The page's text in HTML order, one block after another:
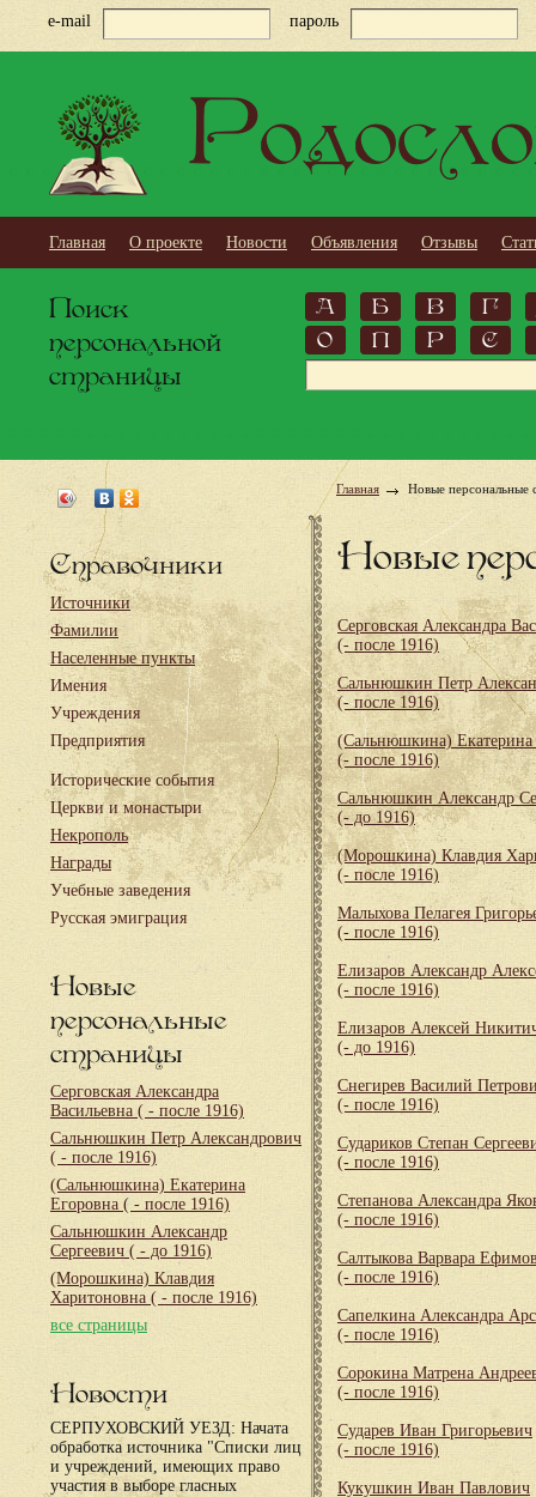
e-mail пароль
Главная О проекте Новости Объявления Отзывы
Поиск
персональной
страницы
А Б В
Г
О
П Р С
Справочники
Источники
Фамилии
Населенные пункты
Имения
Учреждения
Предприятия
Исторические события
Церкви и монастыри
Некрополь
Награды
Учебные заведения
Русская эмиграция
Новые
персональные
страницы
Серговская Александра
Васильевна ( - после 1916)
Сальнюшкин Петр Александрович
( - после 1916)
(Сальнюшкина) Екатерина
Егоровна ( - после 1916)
Сальнюшкин Александр
Сергеевич ( - до 1916)
(Морошкина) Клавдия
Харитоновна ( - после 1916)
все страницы
Новости
СЕРПУХОВСКИЙ УЕЗД: Начата
обработка источника "Списки лиц
и учреждений, имеющих право
участия в выборе гласных
Главная Новые персональные
Новые
Серговская Александра
(- после 1916)
Сальнюшкин Петр
(- после 1916)
(Сальнюшкина) Екатерина
(- после 1916)
Сальнюшкин Александр
(- до 1916)
(Морошкина) Клавдия
(- после 1916)
Малыхова Пелагея
(- после 1916)
Елизаров Александр
(- после 1916)
Елизаров Алексей
(- до 1916)
Снегирев Василий
(- после 1916)
Судариков Степан
(- после 1916)
Степанова Александра
(- после 1916)
Салтыкова Варвара
(- после 1916)
Сапелкина Александра
(- после 1916)
Сорокина Матрена
(- после 1916)
Сударев Иван Григорьевич
(- после 1916)
Кукушкин Иван Павлович